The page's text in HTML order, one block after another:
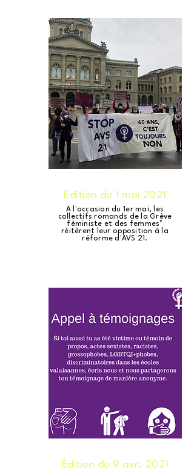
Édition du 1 mai 2021
A l'occasion du 1er mai, les
collectifs romands de la Grève
féministe et des femmes*
réitèrent leur opposition à la
réforme d'AVS 21.
Édition du 9 avr. 2021